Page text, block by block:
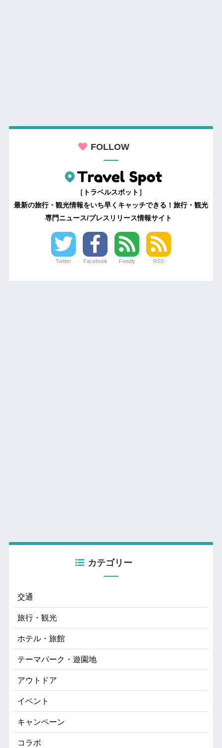
FOLLOW
［トラベルスポット］
最新の旅行・観光情報をいち早くキャッチできる！旅行・観光
専門ニュース/プレスリリース情報サイト
Twitter Facebook Feedly RSS
カテゴリー
交通
旅行・観光
ホテル・旅館
テーマパーク・遊園地
アウトドア
イベント
キャンペーン
コラボ